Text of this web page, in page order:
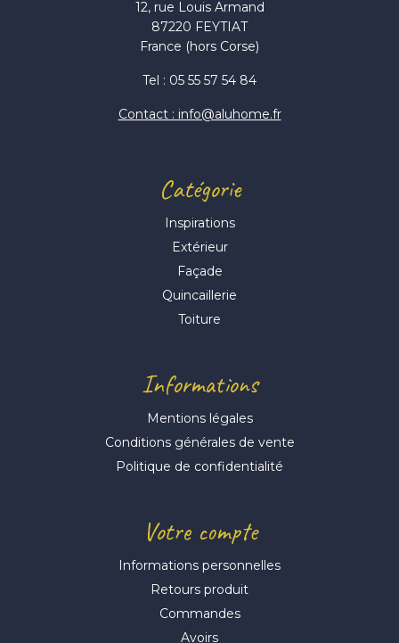
12, rue Louis Armand
87220 FEYTIAT
France (hors Corse)
Tel : 05 55 57 54 84
Contact : info@aluhome.fr
Votre compte
Informations personnelles
Retours produit
Commandes
Avoirs
Catégorie
Inspirations
Extérieur
Façade
Quincaillerie
Toiture
Informations
Mentions légales
Conditions générales de vente
Politique de confidentialité